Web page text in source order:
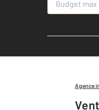
Agence